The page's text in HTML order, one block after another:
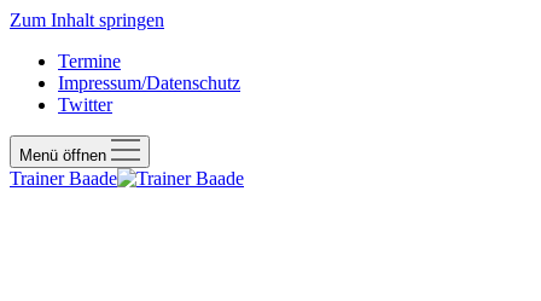
Zum Inhalt springen
Termine
Impressum/Datenschutz
Twitter
Menü öffnen
Trainer Baade